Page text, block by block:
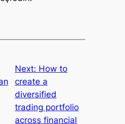
Next: How to
create a
diversified
trading portfolio
across financial